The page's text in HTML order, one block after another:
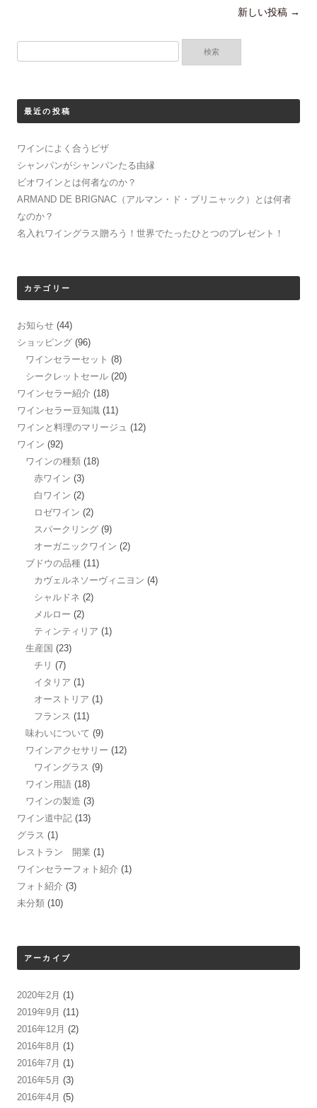
て
だ
新
し
い
ウ
ン
ド
ウ
で
開
き
ま
す
)
ウ
ン
開
す
ー
ョ
ン
新しい投稿 →
索:
最近の投稿
ワインによく合うピザ
シャンパンがシャンパンたる由縁
ビオワインとは何者なのか？
ARMAND DE BRIGNAC（アルマン・ド・ブリニャック）とは何者
なのか？
名入れワイングラス贈ろう！世界でたったひとつのプレゼント！
カテゴリー
お知らせ (44)
ショッピング (96)
ワインセラーセット (8)
シークレットセール (20)
ワインセラー紹介 (18)
ワインセラー豆知識 (11)
ワインと料理のマリージュ (12)
ワイン (92)
ワインの種類 (18)
赤ワイン (3)
白ワイン (2)
ロゼワイン (2)
スパークリング (9)
オーガニックワイン (2)
ブドウの品種 (11)
カヴェルネソーヴィニヨン (4)
シャルドネ (2)
メルロー (2)
ティンティリア (1)
生産国 (23)
チリ (7)
イタリア (1)
オーストリア (1)
フランス (11)
味わいについて (9)
ワインアクセサリー (12)
ワイングラス (9)
ワイン用語 (18)
ワインの製造 (3)
ワイン道中記 (13)
グラス (1)
レストラン 開業 (1)
ワインセラーフォト紹介 (1)
フォト紹介 (3)
未分類 (10)
アーカイブ
2020年2月 (1)
2019年9月 (11)
2016年12月 (2)
2016年8月 (1)
2016年7月 (1)
2016年5月 (3)
2016年4月 (5)